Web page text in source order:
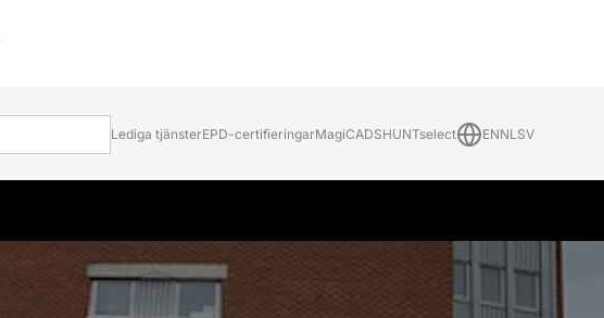
Lediga tjänsterEPD-certifieringarMagiCADSHUNTselect ENNLSV